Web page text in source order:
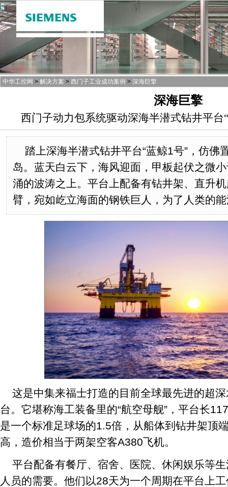
中华工控网 > 解决方案 > 西门子工业成功案例 > 深海巨擎
深海巨擎
西门子动力包系统驱动深海半潜式钻井平台
踏上深海半潜式钻井平台“蓝鲸1号”，仿佛
岛。蓝天白云下，海风迎面，甲板起伏之微
涌的波涛之上。平台上配备有钻井架、直升
臂，宛如屹立海面的钢铁巨人，为了人类的
这是中集来福士打造的目前全球最先进的超
台。它堪称海工装备里的“航空母舰”，平台长
是一个标准足球场的1.5倍，从船体到钻井架顶
高，造价相当于两架空客A380飞机。
平台配备有餐厅、宿舍、医院、休闲娱乐等
人员的需要。他们以28天为一个周期在平台上